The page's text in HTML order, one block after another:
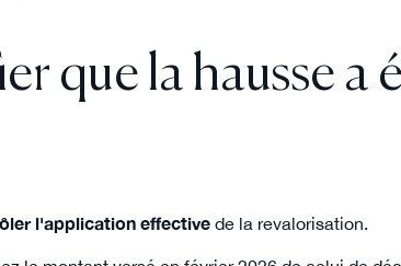
que la hausse a
l'application effective de la revalorisation.